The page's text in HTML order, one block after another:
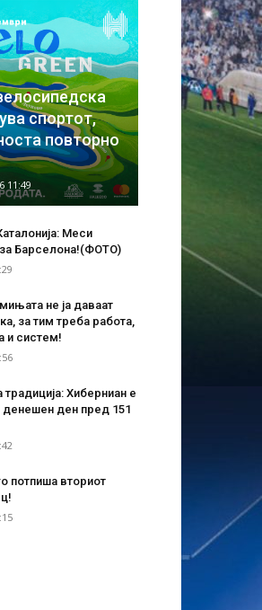
спортот,
повторно
11:49
Меси
Барселона!(ФОТО)
не ја даваат
за тим треба работа,
и систем!
традиција: Хиберниан е
денешен ден пред 151
потпиша вториот